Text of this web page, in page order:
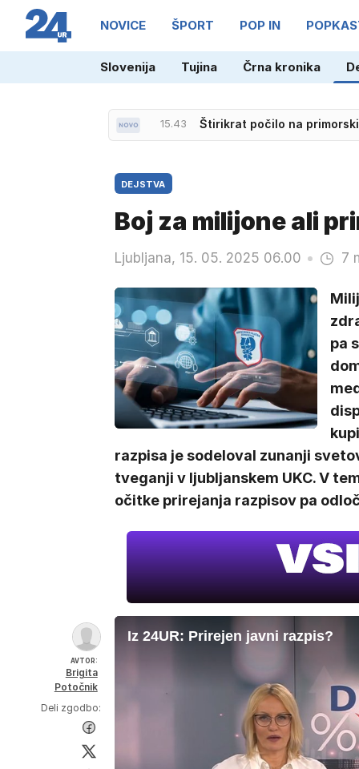
NOVICE ŠPORT POP IN
Slovenija Tujina Črna kronika
15.47 Novega Jamesa Bonda naj
DEJSTVA
Boj za milijone ali
Ljubljana, 15. 05. 2025 06.00 7
pa
razpisa je sodeloval zunanji
tveganji v ljubljanskem UKC. V
očitke prirejanja razpisov pa
AVTOR:
Brigita
Potočnik
Deli zgodbo:
Iz 24UR: Prirejen javni razpis?